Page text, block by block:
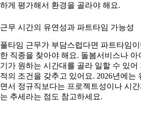
하게 평가해서 환경을 골라야 해요.
근무 시간의 유연성과 파트타임 가능성
풀타임 근무가 부담스럽다면 파트타임
한 직종을 찾아야 해요. 돌봄서비스나
기가 원하는 시간대를 골라 일할 수 있어
적의 조건을 갖추고 있어요. 2026년에는
면서 정규직보다는 프로젝트성이나 시
는 추세라는 점도 참고하세요.